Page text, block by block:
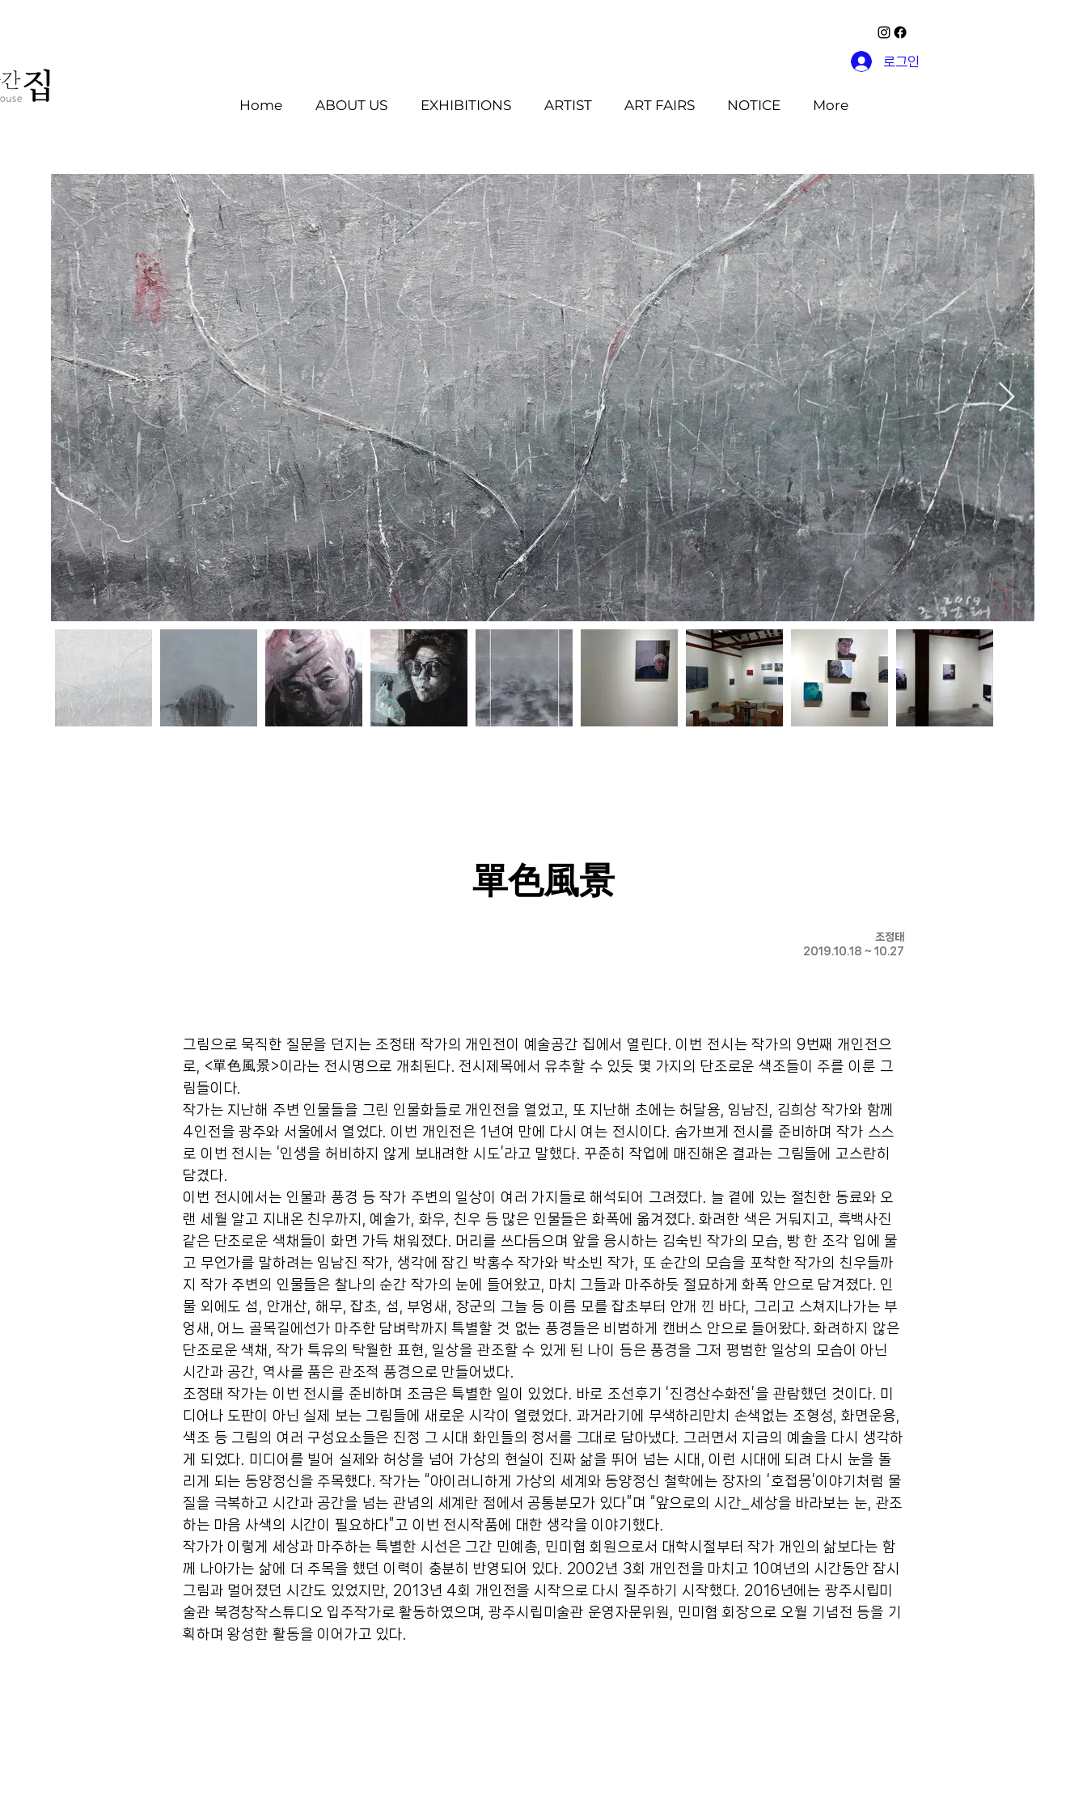
로그인
Home ABOUT US EXHIBITIONS ARTIST ART FAIRS NOTICE More
單色風景
그림으로 묵직한 질문을 던지는 조정태 작가의 개인전이 예술공간 집에서 열린다. 이번 전시는 작가의 9번째 개인전으
로, <單色風景>이라는 전시명으로 개최된다. 전시제목에서 유추할 수 있듯 몇 가지의 단조로운 색조들이 주를 이룬 그
림들이다.
작가는 지난해 주변 인물들을 그린 인물화들로 개인전을 열었고, 또 지난해 초에는 허달용, 임남진, 김희상 작가와 함께
4인전을 광주와 서울에서 열었다. 이번 개인전은 1년여 만에 다시 여는 전시이다. 숨가쁘게 전시를 준비하며 작가 스스
로 이번 전시는 ‘인생을 허비하지 않게 보내려한 시도’라고 말했다. 꾸준히 작업에 매진해온 결과는 그림들에 고스란히
담겼다.
이번 전시에서는 인물과 풍경 등 작가 주변의 일상이 여러 가지들로 해석되어 그려졌다. 늘 곁에 있는 절친한 동료와 오
랜 세월 알고 지내온 친우까지, 예술가, 화우, 친우 등 많은 인물들은 화폭에 옮겨졌다. 화려한 색은 거둬지고, 흑백사진
같은 단조로운 색채들이 화면 가득 채워졌다. 머리를 쓰다듬으며 앞을 응시하는 김숙빈 작가의 모습, 빵 한 조각 입에 물
고 무언가를 말하려는 임남진 작가, 생각에 잠긴 박홍수 작가와 박소빈 작가, 또 순간의 모습을 포착한 작가의 친우들까
지 작가 주변의 인물들은 찰나의 순간 작가의 눈에 들어왔고, 마치 그들과 마주하듯 절묘하게 화폭 안으로 담겨졌다. 인
물 외에도 섬, 안개산, 해무, 잡초, 섬, 부엉새, 장군의 그늘 등 이름 모를 잡초부터 안개 낀 바다, 그리고 스쳐지나가는 부
엉새, 어느 골목길에선가 마주한 담벼락까지 특별할 것 없는 풍경들은 비범하게 캔버스 안으로 들어왔다. 화려하지 않은
단조로운 색채, 작가 특유의 탁월한 표현, 일상을 관조할 수 있게 된 나이 등은 풍경을 그저 평범한 일상의 모습이 아닌
시간과 공간, 역사를 품은 관조적 풍경으로 만들어냈다.
조정태 작가는 이번 전시를 준비하며 조금은 특별한 일이 있었다. 바로 조선후기 ‘진경산수화전’을 관람했던 것이다. 미
디어나 도판이 아닌 실제 보는 그림들에 새로운 시각이 열렸었다. 과거라기에 무색하리만치 손색없는 조형성, 화면운용,
색조 등 그림의 여러 구성요소들은 진정 그 시대 화인들의 정서를 그대로 담아냈다. 그러면서 지금의 예술을 다시 생각하
게 되었다. 미디어를 빌어 실제와 허상을 넘어 가상의 현실이 진짜 삶을 뛰어 넘는 시대, 이런 시대에 되려 다시 눈을 돌
리게 되는 동양정신을 주목했다. 작가는 “아이러니하게 가상의 세계와 동양정신 철학에는 장자의 ‘호접몽’이야기처럼 물
질을 극복하고 시간과 공간을 넘는 관념의 세계란 점에서 공통분모가 있다”며 “앞으로의 시간_세상을 바라보는 눈, 관조
하는 마음 사색의 시간이 필요하다”고 이번 전시작품에 대한 생각을 이야기했다.
작가가 이렇게 세상과 마주하는 특별한 시선은 그간 민예총, 민미협 회원으로서 대학시절부터 작가 개인의 삶보다는 함
께 나아가는 삶에 더 주목을 했던 이력이 충분히 반영되어 있다. 2002년 3회 개인전을 마치고 10여년의 시간동안 잠시
그림과 멀어졌던 시간도 있었지만, 2013년 4회 개인전을 시작으로 다시 질주하기 시작했다. 2016년에는 광주시립미
술관 북경창작스튜디오 입주작가로 활동하였으며, 광주시립미술관 운영자문위원, 민미협 회장으로 오월 기념전 등을 기
획하며 왕성한 활동을 이어가고 있다.
조정태
2019.10.18 ~ 10.27